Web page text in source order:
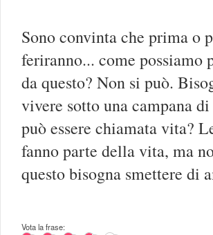
Sono convinta che prima o
feriranno... come possiamo
da questo? Non si può.
vivere sotto una campana
può essere chiamata vita?
fanno parte della vita, ma
questo bisogna smettere di
Vota la frase: